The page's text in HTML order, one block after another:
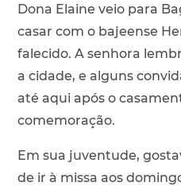
Dona Elaine veio para
casar com o bajeense
falecido. A senhora
a cidade, e alguns
até aqui após o
comemoração.
Em sua juventude,
de ir à missa aos